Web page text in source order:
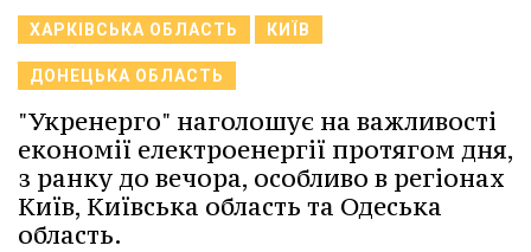
ХАРКІВСЬКА ОБЛАСТЬ КИЇВ
ДОНЕЦЬКА ОБЛАСТЬ
"Укренерго" наголошує на важливості
економії електроенергії протягом дня,
з ранку до вечора, особливо в регіонах
Київ, Київська область та Одеська
область.